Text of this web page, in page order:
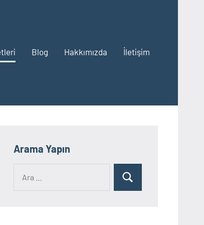
Blog Hakkımızda İletişim
Arama Yapın
Ara